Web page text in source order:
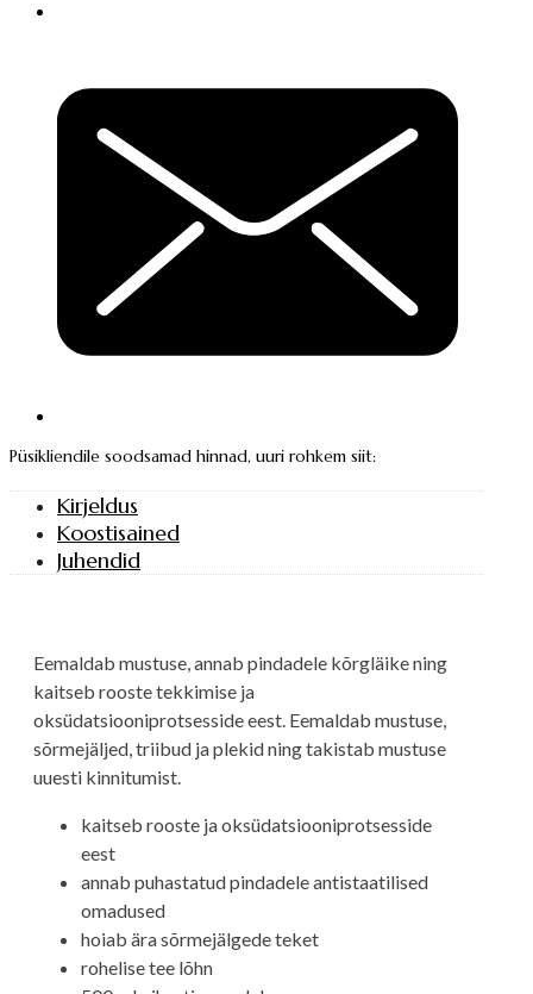
Püsikliendile soodsamad hinnad, uuri rohkem siit:
Kirjeldus
Koostisained
Juhendid
Eemaldab mustuse, annab pindadele kõrgläike ning
kaitseb rooste tekkimise ja
oksüdatsiooniprotsesside eest. Eemaldab mustuse,
sõrmejäljed, triibud ja plekid ning takistab mustuse
uuesti kinnitumist.
kaitseb rooste ja oksüdatsiooniprotsesside
eest
annab puhastatud pindadele antistaatilised
omadused
hoiab ära sõrmejälgede teket
rohelise tee lõhn